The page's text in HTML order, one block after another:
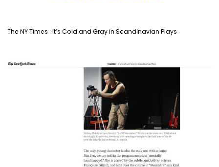
The NY Times : It’s Cold and Gray in Scandinavian Plays